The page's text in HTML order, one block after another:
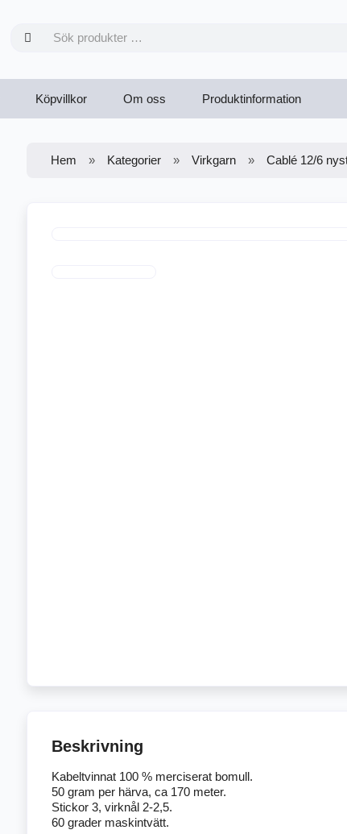
Köpvillkor Om oss Produktinformation
Hem Kategorier Virkgarn Cablé 12/6
Beskrivning
Kabeltvinnat 100 % merciserat bomull.
50 gram per härva, ca 170 meter.
Stickor 3, virknål 2-2,5.
60 grader maskintvätt.